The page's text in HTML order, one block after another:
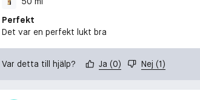
Perfekt
Det var en perfekt lukt bra
Var detta till hjälp? Ja (0) Nej (1)